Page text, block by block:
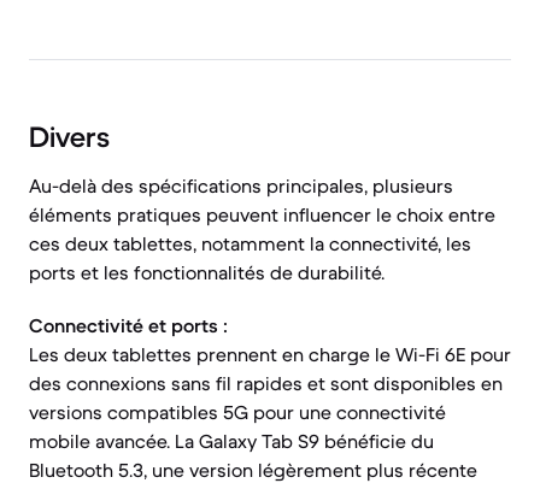
Divers
Au-delà des spécifications principales, plusieurs
éléments pratiques peuvent influencer le choix entre
ces deux tablettes, notamment la connectivité, les
ports et les fonctionnalités de durabilité.
Connectivité et ports :
Les deux tablettes prennent en charge le Wi-Fi 6E pour
des connexions sans fil rapides et sont disponibles en
versions compatibles 5G pour une connectivité
mobile avancée. La Galaxy Tab S9 bénéficie du
Bluetooth 5.3, une version légèrement plus récente